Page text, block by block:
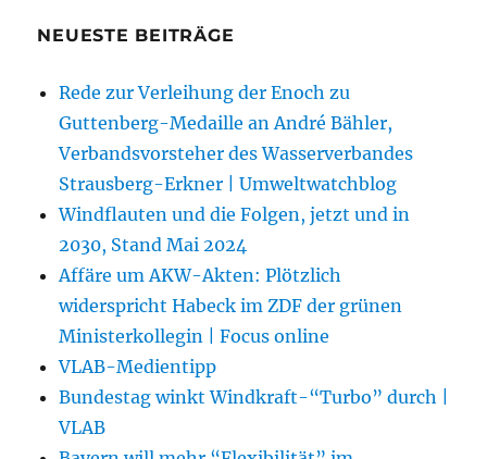
NEUESTE BEITRÄGE
Rede zur Verleihung der Enoch zu
Guttenberg-Medaille an André Bähler,
Verbandsvorsteher des Wasserverbandes
Strausberg-Erkner | Umweltwatchblog
Windflauten und die Folgen, jetzt und in
2030, Stand Mai 2024
Affäre um AKW-Akten: Plötzlich
widerspricht Habeck im ZDF der grünen
Ministerkollegin | Focus online
VLAB-Medientipp
Bundestag winkt Windkraft-“Turbo” durch |
VLAB